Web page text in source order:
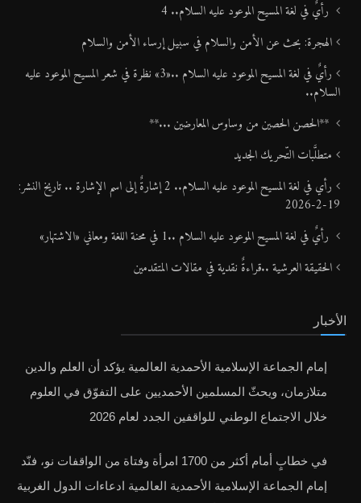
رأيٌ في لغة المسيح الموعود عليه السلام.. 4
الهجرة: بحث عن الأمن والسلام في سبيل إرساء الأمن والسلام
رأيٌ في لغة المسيح الموعود عليه السلام ..«3» نظرة في شعر المسيح الموعود عليه
السلام..
**الحصن الحصين من وساوس المعارضين ...**
متطلَّبات التّحريك الجديد
رأي في لغة المسيح الموعود عليه السلام.. 2 إشارةٌ إلى اسم الإشارة .. تاريخ النشر:
19-2-2026
رأيٌ في لغة المسيح الموعود عليه السلام ..1 في محنة اللغة ومعاني «الاشتهار»
الحقيقة العرشية ..قراءةٌ نقدية في مقالات المتقدمين
الأخبار
إمام الجماعة الإسلامية الأحمدية العالمية يؤكد أن العلم والدين
متلازمان، ويحثّ المسلمين الأحمديين على التفوّق في العلوم
خلال الاجتماع الوطني للواقفين الجدد لعام 2026
في خطابٍ أمام أكثر من 1700 امرأة وفتاة من الواقفات نو، فنّد
إمام الجماعة الإسلامية الأحمدية العالمية ادعاءات الدول الغربية